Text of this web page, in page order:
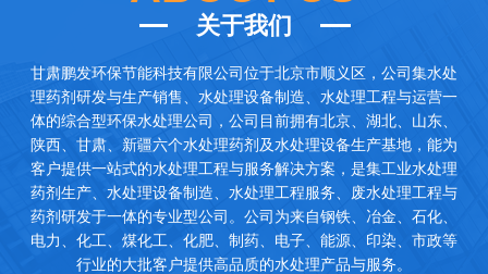
关于我们
甘肃鹏发环保节能科技有限公司位于北京市顺义区，公司集水处
理药剂研发与生产销售、水处理设备制造、水处理工程与运营一
体的综合型环保水处理公司，公司目前拥有北京、湖北、山东、
陕西、甘肃、新疆六个水处理药剂及水处理设备生产基地，能为
客户提供一站式的水处理工程与服务解决方案，是集工业水处理
药剂生产、水处理设备制造、水处理工程服务、废水处理工程与
药剂研发于一体的专业型公司。公司为来自钢铁、冶金、石化、
电力、化工、煤化工、化肥、制药、电子、能源、印染、市政等
行业的大批客户提供高品质的水处理产品与服务。